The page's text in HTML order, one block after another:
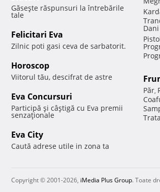
Găseşte răspunsuri la întrebările
tale
Felicitari Eva
Zilnic poti gasi ceva de sarbatorit.
Horoscop
Viitorul tău, descifrat de astre
Eva Concursuri
Participă şi câştigă cu Eva premii
senzaţionale
Eva City
Caută adrese utile in zona ta
Păr,
Copyright © 2001-2026, iMedia Plus Group. Toate